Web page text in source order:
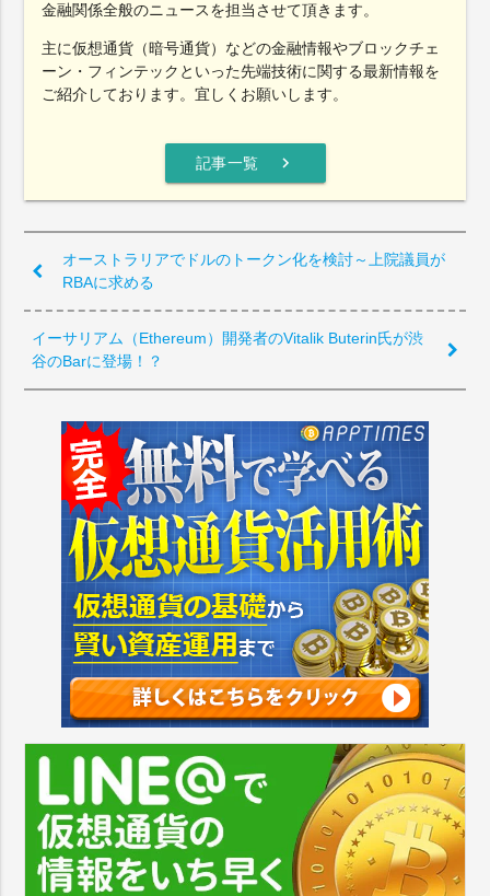
金融関係全般のニュースを担当させて頂きます。
主に仮想通貨（暗号通貨）などの金融情報やブロックチェ
ーン・フィンテックといった先端技術に関する最新情報を
ご紹介しております。宜しくお願いします。
記事一覧 chevron_right
オーストラリアでドルのトークン化を検討～上院議員が
RBAに求める
イーサリアム（Ethereum）開発者のVitalik Buterin氏が渋
谷のBarに登場！？